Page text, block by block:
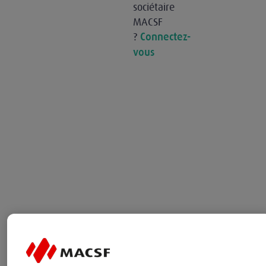
sociétaire
MACSF
? Connectez-
vous